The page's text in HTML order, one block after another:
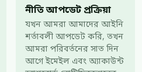
নীতি আপডেট প্রক্রিয়া
যখন আমরা আমাদের আইনি
শর্তাবলী আপডেট করি, তখন
আমরা পরিবর্তনের সাত দিন
আগে ইমেইল এবং অ্যাকাউন্ট